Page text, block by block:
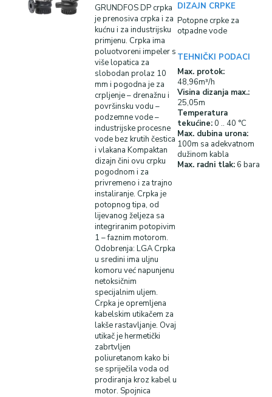
GRUNDFOS DP crpka
je prenosiva crpka i za
kućnu i za industrijsku
primjenu. Crpka ima
poluotvoreni impeler s
više lopatica za
slobodan prolaz 10
mm i pogodna je za
crpljenje – drenažnu i
površinsku vodu –
podzemne vode –
industrijske procesne
vode bez krutih čestica
i vlakana Kompaktan
dizajn čini ovu crpku
pogodnom i za
privremeno i za trajno
instaliranje. Crpka je
potopnog tipa, od
lijevanog željeza sa
integriranim potopivim
1 – faznim motorom.
Odobrenja: LGA Crpka
u sredini ima uljnu
komoru već napunjenu
netoksičnim
specijalnim uljem.
Crpka je opremljena
kabelskim utikačem za
lakše rastavljanje. Ovaj
utikač je hermetički
zabrtvljen
poliuretanom kako bi
se spriječila voda od
prodiranja kroz kabel u
motor. Spojnica
DIZAJN CRPKE
Potopne crpke za
otpadne vode
TEHNIČKI PODACI
Max. protok:
48,96m³/h
Visina dizanja max.:
25,05m
Temperatura
tekućine: 0 .. 40 °C
Max. dubina urona:
100m sa adekvatnom
dužinom kabla
Max. radni tlak:6 bara